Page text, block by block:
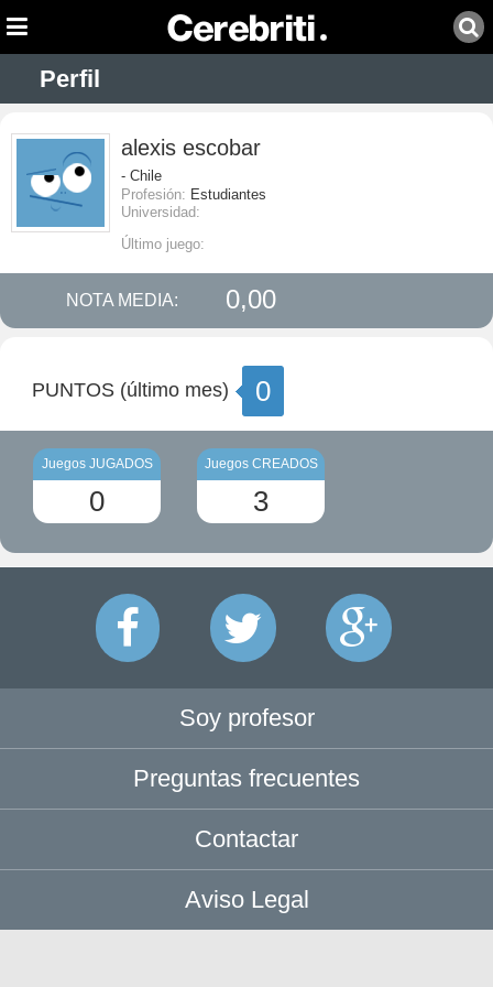
Perfil
alexis escobar
- Chile
Profesión: Estudiantes
Universidad:
Último juego:
NOTA MEDIA: 0,00
PUNTOS (último mes) 0
Juegos JUGADOS
0
Juegos CREADOS
3
Soy profesor
Preguntas frecuentes
Contactar
Aviso Legal